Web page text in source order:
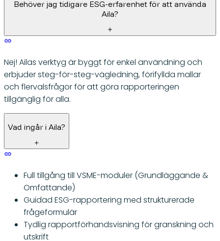
Behöver jag tidigare ESG-erfarenhet för att använda
Aila?
Nej! Ailas verktyg är byggt för enkel användning och
erbjuder steg-för-steg-vägledning, förifyllda mallar
och flervalsfrågor för att göra rapporteringen
tillgänglig för alla.
Vad ingår i Aila?
Full tillgång till VSME-moduler (Grundläggande &
Omfattande)
Guidad ESG-rapportering med strukturerade
frågeformulär
Tydlig rapportförhandsvisning för granskning och
utskrift